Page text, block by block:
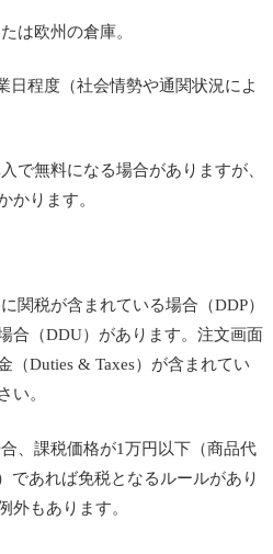
は欧州の倉庫。
日程度（社会情勢や通関状況によ
で無料になる場合がありますが、
かります。
関税が含まれている場合（DDP）
合（DDU）があります。注文画面
（Duties & Taxes）が含まれてい
い。
、課税価格が1万円以下（商品代
であれば免税となるルールがあり
外もあります。